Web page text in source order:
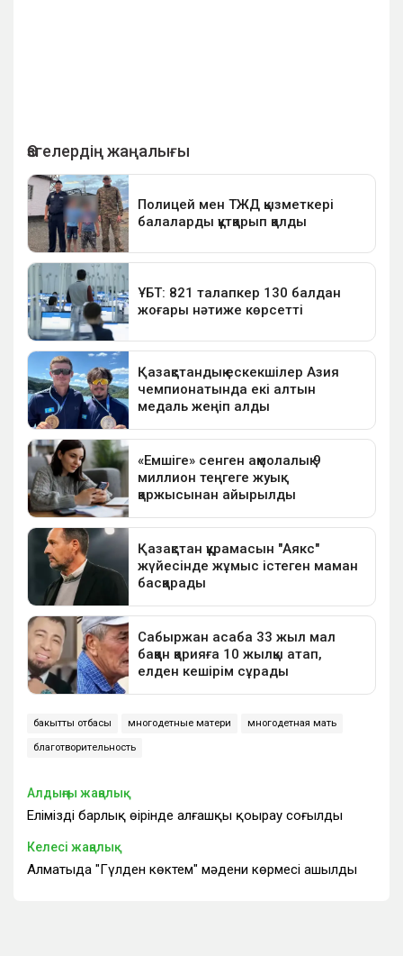
бакытты отбасы многодетные матери многодетная мать
благотворительность
Алдыңғы жаңалық
Еліміздің барлық өңірінде алғашқы қоңырау соғылды
Келесі жаңалық
Алматыда "Гүлден көктем" мәдени көрмесі ашылды